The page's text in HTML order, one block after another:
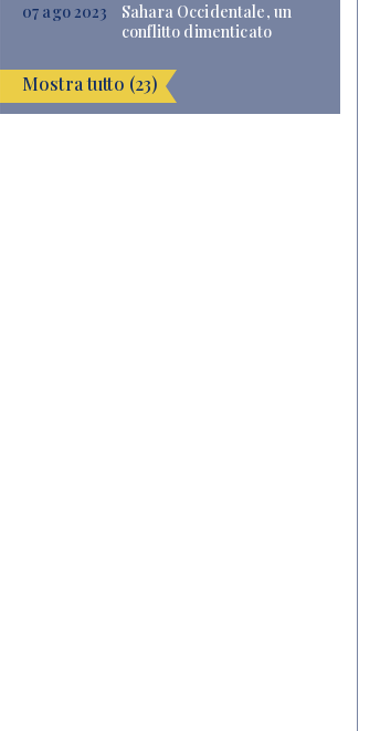
07 ago 2023
Sahara Occidentale, un
conflitto dimenticato
Mostra tutto (23)